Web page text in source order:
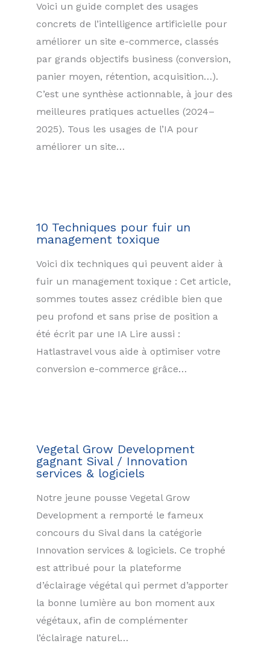
Voici un guide complet des usages
concrets de l’intelligence artificielle pour
améliorer un site e-commerce, classés
par grands objectifs business (conversion,
panier moyen, rétention, acquisition…).
C’est une synthèse actionnable, à jour des
meilleures pratiques actuelles (2024–
2025). Tous les usages de l’IA pour
améliorer un site…
10 Techniques pour fuir un
management toxique
Voici dix techniques qui peuvent aider à
fuir un management toxique : Cet article,
sommes toutes assez crédible bien que
peu profond et sans prise de position a
été écrit par une IA Lire aussi :
Hatlastravel vous aide à optimiser votre
conversion e-commerce grâce…
Vegetal Grow Development
gagnant Sival / Innovation
services & logiciels
Notre jeune pousse Vegetal Grow
Development a remporté le fameux
concours du Sival dans la catégorie
Innovation services & logiciels. Ce trophé
est attribué pour la plateforme
d’éclairage végétal qui permet d’apporter
la bonne lumière au bon moment aux
végétaux, afin de complémenter
l’éclairage naturel…